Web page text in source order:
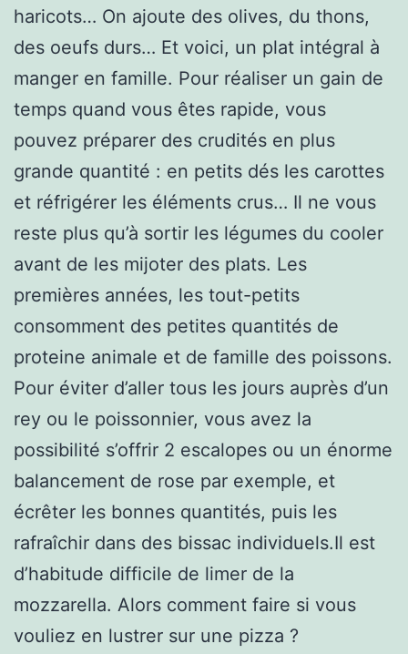
haricots… On ajoute des olives, du thons,
des oeufs durs… Et voici, un plat intégral à
manger en famille. Pour réaliser un gain de
temps quand vous êtes rapide, vous
pouvez préparer des crudités en plus
grande quantité : en petits dés les carottes
et réfrigérer les éléments crus… Il ne vous
reste plus qu’à sortir les légumes du cooler
avant de les mijoter des plats. Les
premières années, les tout-petits
consomment des petites quantités de
proteine animale et de famille des poissons.
Pour éviter d’aller tous les jours auprès d’un
rey ou le poissonnier, vous avez la
possibilité s’offrir 2 escalopes ou un énorme
balancement de rose par exemple, et
écrêter les bonnes quantités, puis les
rafraîchir dans des bissac individuels.Il est
d’habitude difficile de limer de la
mozzarella. Alors comment faire si vous
vouliez en lustrer sur une pizza ?